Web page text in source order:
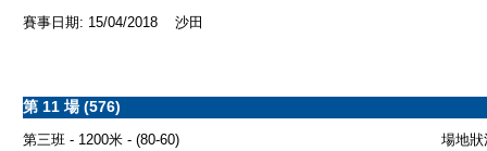
賽事日期: 15/04/2018 沙田
第 11 場 (576)
第三班 - 1200米 - (80-60)
場地